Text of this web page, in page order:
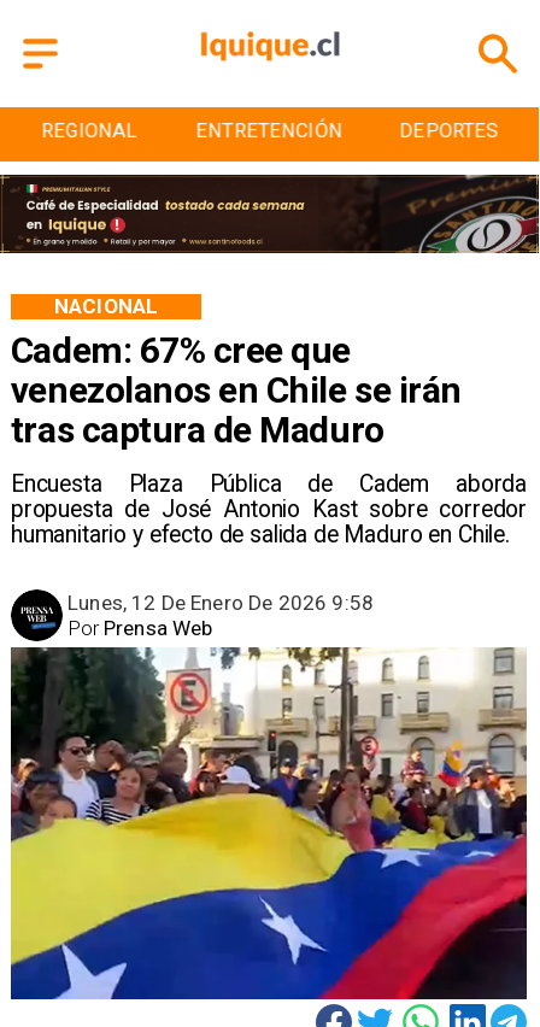
ENTRETENCIÓN DEPORTES CULTURA
Cadem: 67% cree que
venezolanos en Chile se irán
tras captura de Maduro
Encuesta Plaza Pública de Cadem aborda
propuesta de José Antonio Kast sobre corredor
humanitario y efecto de salida de Maduro en Chile.
NACIONAL
Lunes, 12 De Enero De 2026 9:58
Prensa Web
Por